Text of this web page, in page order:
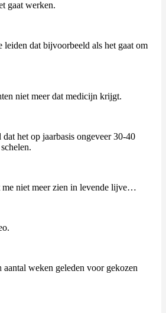
gaat werken.
dat bijvoorbeeld als het gaat om
niet meer dat medicijn krijgt.
het op jaarbasis ongeveer 30-40
me niet meer zien in levende lijve…
weken geleden voor gekozen